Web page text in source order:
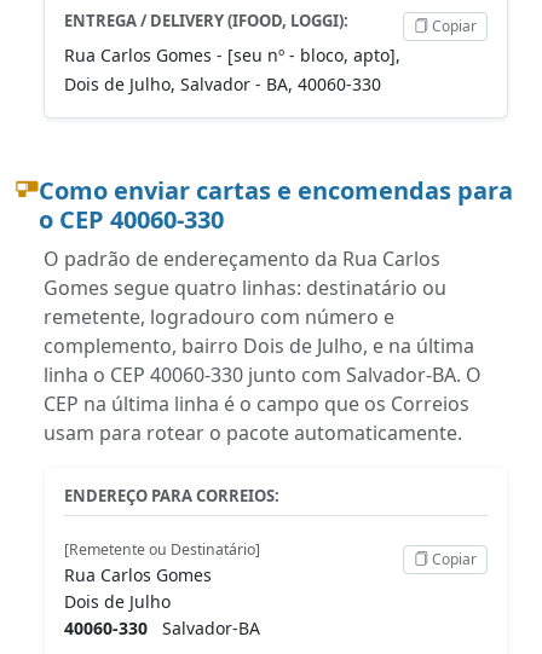
ENTREGA / DELIVERY (IFOOD, LOGGI):
Rua Carlos Gomes - [seu nº - bloco, apto],
Dois de Julho, Salvador - BA, 40060-330
Copiar
Como enviar cartas e encomendas para
o CEP 40060-330
O padrão de endereçamento da Rua Carlos
Gomes segue quatro linhas: destinatário ou
remetente, logradouro com número e
complemento, bairro Dois de Julho, e na última
linha o CEP 40060-330 junto com Salvador-BA. O
CEP na última linha é o campo que os Correios
usam para rotear o pacote automaticamente.
ENDEREÇO PARA CORREIOS:
[Remetente ou Destinatário]
Rua Carlos Gomes
Dois de Julho
40060-330 Salvador-BA
Copiar